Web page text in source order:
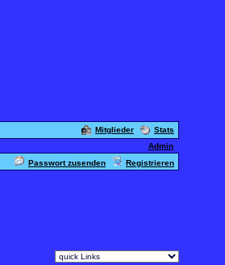
Mitglieder
Stats
Admin
Passwort zusenden Registrieren